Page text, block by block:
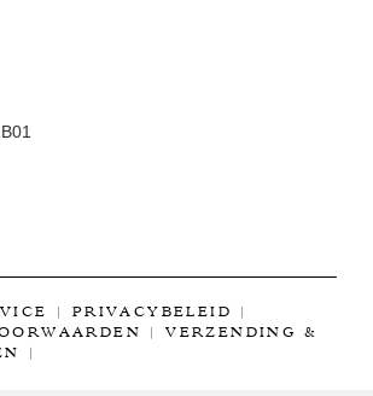
| PRIVACYBELEID
|
|VERZENDING &
|